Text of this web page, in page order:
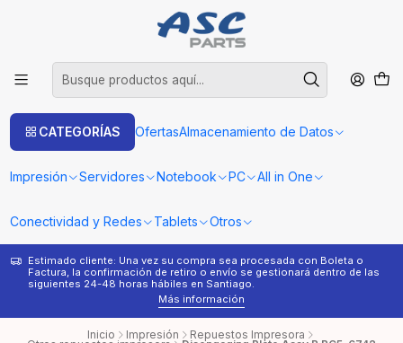
CATEGORÍAS OfertasAlmacenamiento de Datos
Impresión Servidores Notebook PC All in One
Conectividad y Redes Tablets Otros
Estimado cliente: Una vez su compra sea procesada con Boleta o
Factura, la confirmación de retiro o envío se gestionará dentro de las
siguientes 24-48 horas hábiles en Santiago.
Más información
Inicio Impresión Repuestos Impresora